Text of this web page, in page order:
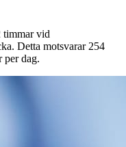
timmar vid
Detta motsvarar 254
per dag.